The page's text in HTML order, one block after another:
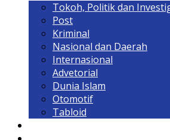
Tokoh, Politik dan
Post
Kriminal
Nasional dan Daerah
Internasional
Advetorial
Dunia Islam
Otomotif
Tabloid